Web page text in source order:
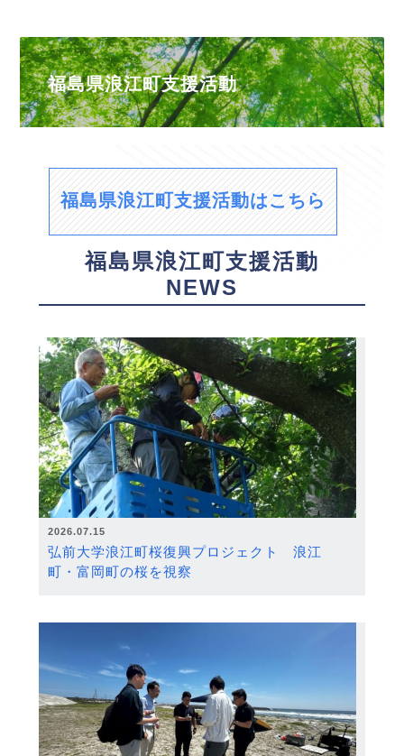
福島県浪江町支援活動
福島県浪江町支援活動はこちら
福島県浪江町支援活動
NEWS
2026.07.15
弘前大学浪江町桜復興プロジェクト 浪江
町・富岡町の桜を視察